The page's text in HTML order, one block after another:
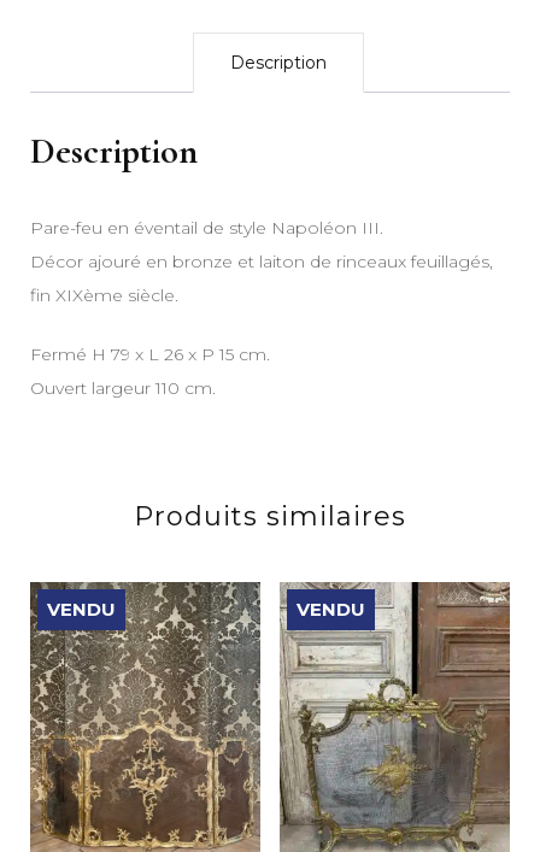
Description
Description
Pare-feu en éventail de style Napoléon III.
Décor ajouré en bronze et laiton de rinceaux feuillagés,
fin XIXème siècle.
Fermé H 79 x L 26 x P 15 cm.
Ouvert largeur 110 cm.
Produits similaires
VENDU VENDU